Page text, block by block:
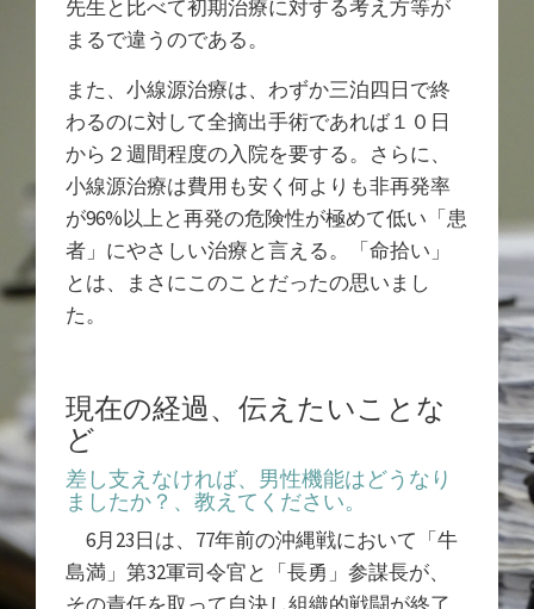
先生と比べて初期治療に対する考え方等が
まるで違うのである。
また、小線源治療は、わずか三泊四日で終
わるのに対して全摘出手術であれば１０日
から２週間程度の入院を要する。さらに、
小線源治療は費用も安く何よりも非再発率
が96%以上と再発の危険性が極めて低い「患
者」にやさしい治療と言える。「命拾い」
とは、まさにこのことだったの思いまし
た。
現在の経過、伝えたいことな
ど
差し支えなければ、男性機能はどうなり
ましたか？、教えてください。
6月23日は、77年前の沖縄戦において「牛
島満」第32軍司令官と「長勇」参謀長が、